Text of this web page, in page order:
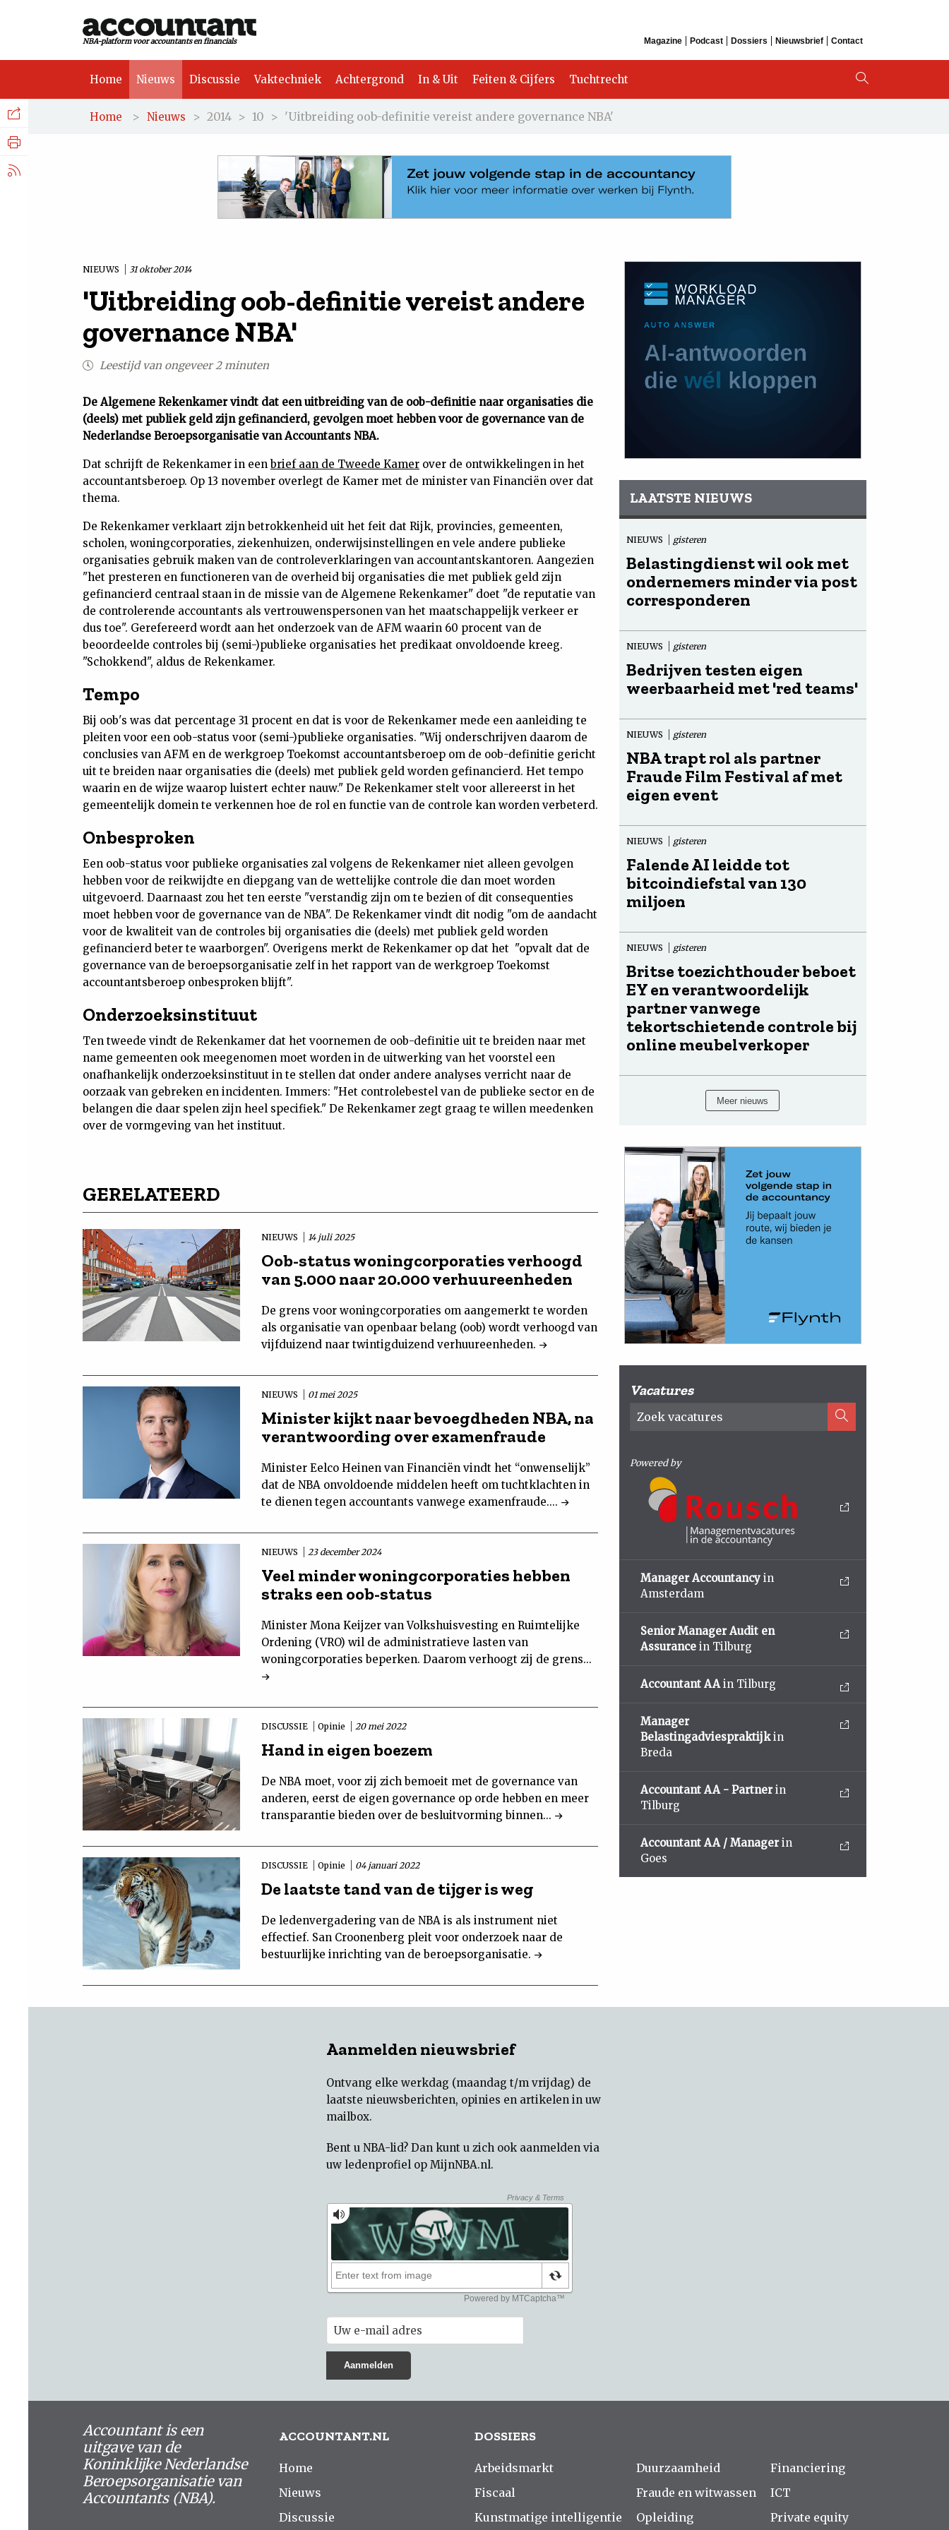
NBA-platform voor accountants en financials Magazine Podcast Dossiers Nieuwsbrief Contact
Home Nieuws Discussie Vaktechniek Achtergrond In & Uit Feiten & Cijfers Tuchtrecht
Home > Nieuws > 2014 > 10 > 'Uitbreiding oob-definitie vereist andere governance NBA'
NIEUWS 31 oktober 2014
'Uitbreiding oob-definitie vereist andere
governance NBA'
Leestijd van ongeveer 2 minuten
De Algemene Rekenkamer vindt dat een uitbreiding van de oob-definitie naar organisaties die
(deels) met publiek geld zijn gefinancierd, gevolgen moet hebben voor de governance van de
Nederlandse Beroepsorganisatie van Accountants NBA.
Dat schrijft de Rekenkamer in eenbrief aan de Tweede Kamer over de ontwikkelingen in het
accountantsberoep. Op 13 november overlegt de Kamer met de minister van Financiën over dat
thema.
De Rekenkamer verklaart zijn betrokkenheid uit het feit dat Rijk, provincies, gemeenten,
scholen, woningcorporaties, ziekenhuizen, onderwijsinstellingen en vele andere publieke
organisaties gebruik maken van de controleverklaringen van accountantskantoren. Aangezien
"het presteren en functioneren van de overheid bij organisaties die met publiek geld zijn
gefinancierd centraal staan in de missie van de Algemene Rekenkamer" doet "de reputatie van
de controlerende accountants als vertrouwenspersonen van het maatschappelijk verkeer er
dus toe". Gerefereerd wordt aan het onderzoek van de AFM waarin 60 procent van de
beoordeelde controles bij (semi-)publieke organisaties het predikaat onvoldoende kreeg.
"Schokkend", aldus de Rekenkamer.
Tempo
Bij oob's was dat percentage 31 procent en dat is voor de Rekenkamer mede een aanleiding te
pleiten voor een oob-status voor (semi-)publieke organisaties. "Wij onderschrijven daarom de
conclusies van AFM en de werkgroep Toekomst accountantsberoep om de oob-definitie gericht
uit te breiden naar organisaties die (deels) met publiek geld worden gefinancierd. Het tempo
waarin en de wijze waarop luistert echter nauw." De Rekenkamer stelt voor allereerst in het
gemeentelijk domein te verkennen hoe de rol en functie van de controle kan worden verbeterd.
Onbesproken
Een oob-status voor publieke organisaties zal volgens de Rekenkamer niet alleen gevolgen
hebben voor de reikwijdte en diepgang van de wettelijke controle die dan moet worden
uitgevoerd. Daarnaast zou het ten eerste "verstandig zijn om te bezien of dit consequenties
moet hebben voor de governance van de NBA". De Rekenkamer vindt dit nodig "om de aandacht
voor de kwaliteit van de controles bij organisaties die (deels) met publiek geld worden
gefinancierd beter te waarborgen". Overigens merkt de Rekenkamer op dat het "opvalt dat de
governance van de beroepsorganisatie zelf in het rapport van de werkgroep Toekomst
accountantsberoep onbesproken blijft".
Onderzoeksinstituut
Ten tweede vindt de Rekenkamer dat het voornemen de oob-definitie uit te breiden naar met
name gemeenten ook meegenomen moet worden in de uitwerking van het voorstel een
onafhankelijk onderzoeksinstituut in te stellen dat onder andere analyses verricht naar de
oorzaak van gebreken en incidenten. Immers: "Het controlebestel van de publieke sector en de
belangen die daar spelen zijn heel specifiek." De Rekenkamer zegt graag te willen meedenken
over de vormgeving van het instituut.
GERELATEERD
NIEUWS 14 juli 2025
Oob-status woningcorporaties verhoogd
van 5.000 naar 20.000 verhuureenheden
De grens voor woningcorporaties om aangemerkt te worden
als organisatie van openbaar belang (oob) wordt verhoogd van
vijfduizend naar twintigduizend verhuureenheden.
NIEUWS 01 mei 2025
Minister kijkt naar bevoegdheden NBA, na
verantwoording over examenfraude
Minister Eelco Heinen van Financiën vindt het “onwenselijk”
dat de NBA onvoldoende middelen heeft om tuchtklachten in
te dienen tegen accountants vanwege examenfraude....
NIEUWS 23 december 2024
Veel minder woningcorporaties hebben
straks een oob-status
Minister Mona Keijzer van Volkshuisvesting en Ruimtelijke
Ordening (VRO) wil de administratieve lasten van
woningcorporaties beperken. Daarom verhoogt zij de grens...
DISCUSSIE Opinie 20 mei 2022
Hand in eigen boezem
De NBA moet, voor zij zich bemoeit met de governance van
anderen, eerst de eigen governance op orde hebben en meer
transparantie bieden over de besluitvorming binnen...
DISCUSSIE Opinie 04 januari 2022
De laatste tand van de tijger is weg
De ledenvergadering van de NBA is als instrument niet
effectief. San Croonenberg pleit voor onderzoek naar de
bestuurlijke inrichting van de beroepsorganisatie.
LAATSTE NIEUWS
NIEUWS gisteren
Belastingdienst wil ook met
ondernemers minder via post
corresponderen
NIEUWS gisteren
Bedrijven testen eigen
weerbaarheid met 'red teams'
NIEUWS gisteren
NBA trapt rol als partner
Fraude Film Festival af met
eigen event
NIEUWS gisteren
Falende AI leidde tot
bitcoindiefstal van 130
miljoen
NIEUWS gisteren
Britse toezichthouder beboet
EY en verantwoordelijk
partner vanwege
tekortschietende controle bij
online meubelverkoper
Meer nieuws
Vacatures
Powered by
Manager Accountancy in
Amsterdam
Senior Manager Audit en
Assurance in Tilburg
Accountant AAin Tilburg
Manager
Belastingadviespraktijkin
Breda
Accountant AA - Partner in
Tilburg
Accountant AA / Manager in
Goes
Facebook
Nieuws
Aanmelden nieuwsbrief
Ontvang elke werkdag (maandag t/m vrijdag) de
laatste nieuwsberichten, opinies en artikelen in uw
mailbox.
Bent u NBA-lid? Dan kunt u zich ook aanmelden via
uw ledenprofiel op MijnNBA.nl.
Accountant is een
uitgave van de
Koninklijke Nederlandse
Beroepsorganisatie van
Accountants (NBA).
ACCOUNTANT.NL
Home
Nieuws
Discussie
DOSSIERS
Arbeidsmarkt
Fiscaal
Kunstmatige intelligentie
Duurzaamheid
Fraude en witwassen
Opleiding
Financiering
ICT
Private equity